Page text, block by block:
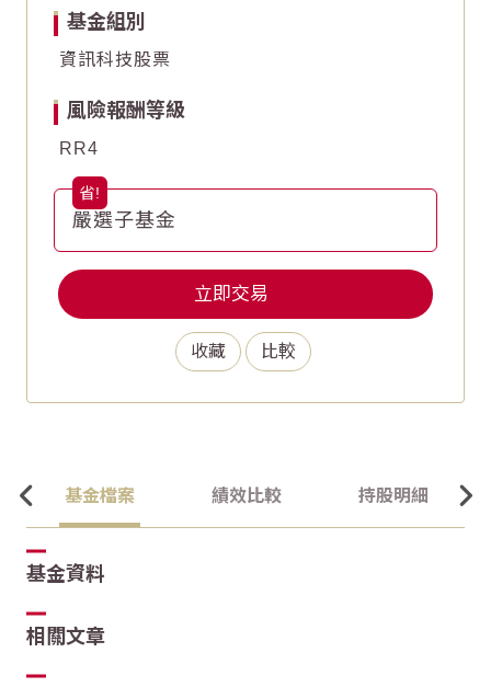
基金組別
資訊科技股票
風險報酬等級
RR4
嚴選子基金
收藏 比較
立即交易
基金檔案 績效比較 持股明細
基金資料
相關文章